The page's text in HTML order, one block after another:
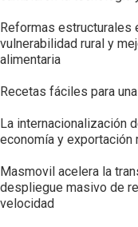
Reformas estructurales
vulnerabilidad rural y
alimentaria
Recetas fáciles para
La internacionalización
economía y exportación
Masmovil acelera la
despliegue masivo de
velocidad